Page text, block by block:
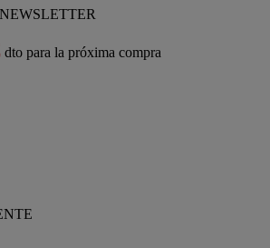
dto para la próxima compra